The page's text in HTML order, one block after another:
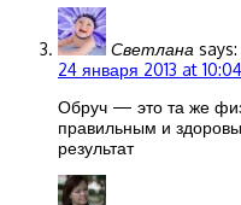
Светлана says:
24 января 2013 at 10:04
Обруч — это та же
правильным и
результат